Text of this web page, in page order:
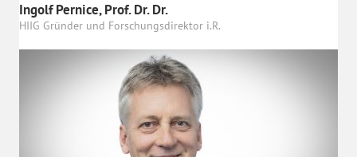
Ingolf Pernice, Prof. Dr. Dr.
HIIG Gründer und Forschungsdirektor i.R.